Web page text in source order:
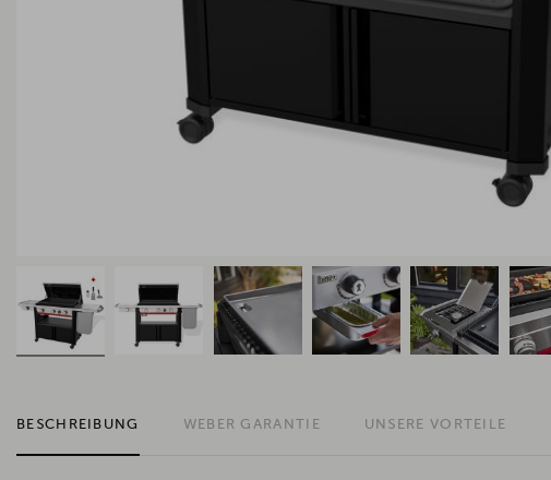
BESCHREIBUNG WEBER GARANTIE UNSERE VORTEILE